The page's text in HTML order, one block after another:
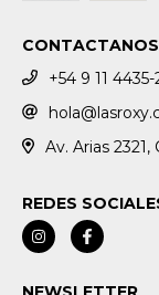
CONTACTANOS
+54 9 11
Av. Arias
REDES